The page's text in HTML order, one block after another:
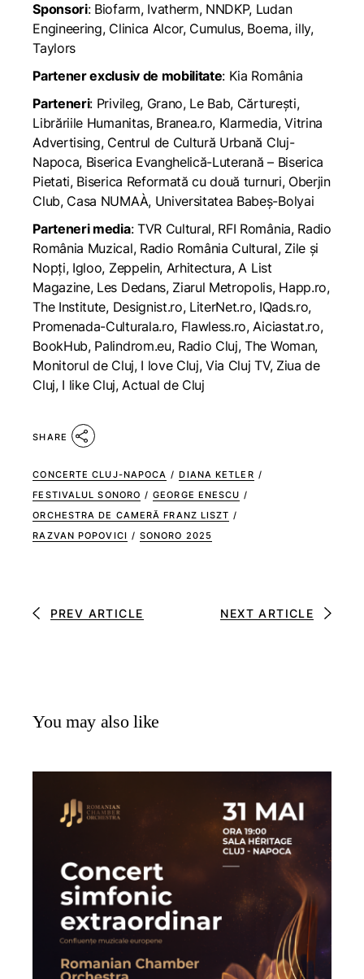
Sponsori: Biofarm, Ivatherm, NNDKP, Ludan
Engineering, Clinica Alcor, Cumulus, Boema, illy,
Taylors
Partener exclusiv de mobilitate: Kia România
Parteneri: Privileg, Grano, Le Bab, Cărturești,
Librăriile Humanitas, Branea.ro, Klarmedia, Vitrina
Advertising, Centrul de Cultură Urbană Cluj-
Napoca, Biserica Evanghelică-Luterană – Biserica
Pietati, Biserica Reformată cu două turnuri, Oberjin
Club, Casa NUMAÀ, Universitatea Babeș-Bolyai
Parteneri media: TVR Cultural, RFI România, Radio
România Muzical, Radio România Cultural, Zile și
Nopți, Igloo, Zeppelin, Arhitectura, A List
Magazine, Les Dedans, Ziarul Metropolis, Happ.ro,
The Institute, Designist.ro, LiterNet.ro, IQads.ro,
Promenada-Culturala.ro, Flawless.ro, Aiciastat.ro,
BookHub, Palindrom.eu, Radio Cluj, The Woman,
Monitorul de Cluj, I love Cluj, Via Cluj TV, Ziua de
Cluj, I like Cluj, Actual de Cluj
SHARE
CONCERTE CLUJ-NAPOCA / DIANA KETLER /
FESTIVALUL SONORO / GEORGE ENESCU /
ORCHESTRA DE CAMERĂ FRANZ LISZT /
RAZVAN POPOVICI / SONORO 2025
PREV ARTICLE NEXT ARTICLE
You may also like